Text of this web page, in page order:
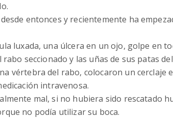
entonces y recientemente ha
luxada, una úlcera en un ojo, golpe en
seccionado y las uñas de sus patas
vértebra del rabo, colocaron un cerclaje
intravenosa.
mal, si no hubiera sido rescatado
no podía utilizar su boca.